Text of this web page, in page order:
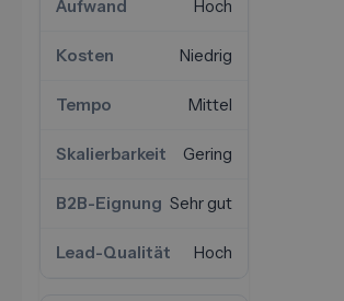
Hoch
Niedrig
Mittel
Gering
Sehr gut
Hoch